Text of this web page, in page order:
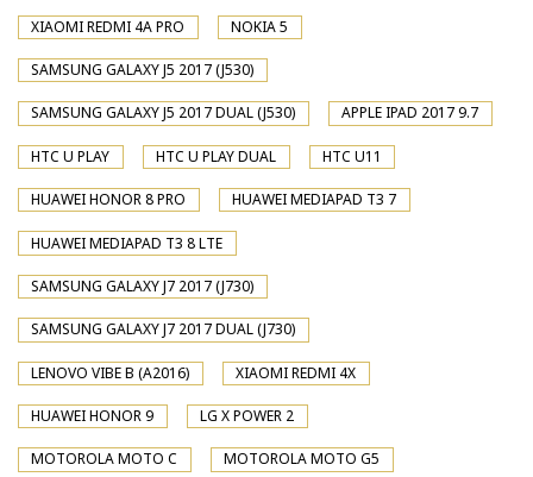
XIAOMI REDMI 4A PRO NOKIA 5
SAMSUNG GALAXY J5 2017 (J530)
SAMSUNG GALAXY J5 2017 DUAL (J530) APPLE IPAD 2017 9.7
HTC U PLAY HTC U PLAY DUAL HTC U11
HUAWEI HONOR 8 PRO HUAWEI MEDIAPAD T3 7
HUAWEI MEDIAPAD T3 8 LTE
SAMSUNG GALAXY J7 2017 (J730)
SAMSUNG GALAXY J7 2017 DUAL (J730)
LENOVO VIBE B (A2016) XIAOMI REDMI 4X
HUAWEI HONOR 9 LG X POWER 2
MOTOROLA MOTO C MOTOROLA MOTO G5